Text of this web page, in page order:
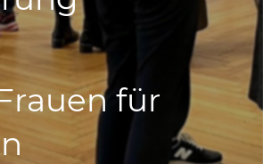
für